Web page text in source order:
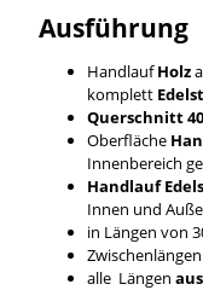
Ausführung
HandlaufHolz
komplett
Querschnitt
Oberfläche
Innenbereich
Handlauf
Innen und
in Längen von
Zwischenlängen
alle Längen